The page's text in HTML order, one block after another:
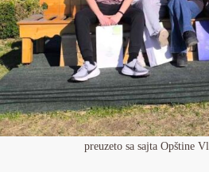
preuzeto sa sajta Opštine